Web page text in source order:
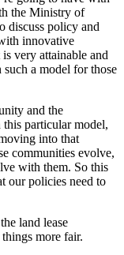
the Ministry of
discuss policy and
innovative
very attainable and
a model for those
and the
particular model,
into that
communities evolve,
with them. So this
our policies need to
land lease
more fair.